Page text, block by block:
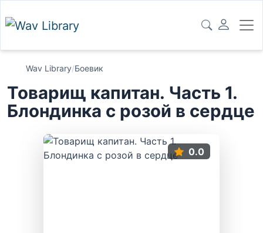
Wav Library/Боевик
Товарищ капитан. Часть 1.
Блондинка с розой в сердце
0.0